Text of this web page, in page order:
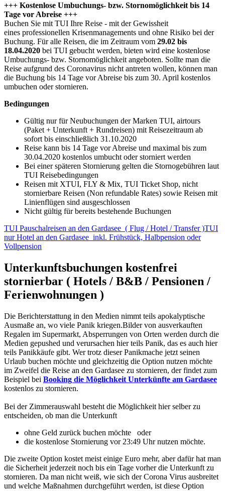
+++ Kostenlose Umbuchungs- bzw. Stornomöglichkeit bis 14
Tage vor Abreise +++
Buchen Sie mit TUI Ihre Reise - mit der Gewissheit
eines professionellen Krisenmanagements und ohne Risiko bei der
Buchung. Für alle Reisen, die im Zeitraum vom 29.02 bis
18.04.2020 bei TUI gebucht werden, bieten wird eine kostenlose
Umbuchungs- bzw. Stornomöglichkeit angeboten. Sollte man die
Reise aufgrund des Coronavirus nicht antreten wollen, können man
die Buchung bis 14 Tage vor Abreise bis zum 30. April kostenlos
umbuchen oder stornieren.
Bedingungen
Gültig nur für Neubuchungen der Marken TUI, airtours
(Paket + Unterkunft + Rundreisen) mit Reisezeitraum ab
sofort bis einschließlich 31.10.2020
Reise kann bis 14 Tage vor Abreise und maximal bis zum
30.04.2020 kostenlos umbucht oder storniert werden
Bei einer späteren Stornierung gelten die Stornogebühren laut
TUI Reisebedingungen
Reisen mit XTUI, FLY & Mix, TUI Ticket Shop, nicht
stornierbare Reisen (Non refundable Rates) sowie Reisen mit
Linienflügen sind ausgeschlossen
Nicht gültig für bereits bestehende Buchungen
TUI Pauschalreisen an den Gardasee ( Flug / Hotel / Transfer )TUI
nur Hotel an den Gardasee inkl. Frühstück, Halbpension oder
Vollpension
Unterkunftsbuchungen kostenfrei
stornierbar ( Hotels / B&B / Pensionen /
Ferienwohnungen )
Die Berichterstattung in den Medien nimmt teils apokalyptische
Ausmaße an, wo viele Panik kriegen.Bilder von ausverkauften
Regalen im Supermarkt, Absperrungen von Orten werden durch die
Medien gepushed und verursachen hier teils Panik, das es auch hier
teils Panikkäufe gibt. Wer trotz dieser Panikmache jetzt seinen
Urlaub buchen möchte und gleichzeitig die Option nutzen möchte
im Zweifel die Reise an den Gardasee zu stornieren, der findet zum
Beispiel bei Booking die Möglichkeit Unterkünfte am Gardasee
kostenlos zu stornieren.
Bei der Zimmerauswahl besteht die Möglichkeit hier selber zu
entscheiden, ob man die Unterkunft
ohne Geld zurück buchen möchte oder
die kostenlose Stornierung vor 23:49 Uhr nutzen möchte.
Die zweite Option kostet meist einige Euro mehr, aber dafür hat man
die Sicherheit jederzeit noch bis ein Tage vorher die Unterkunft zu
stornieren. Da man nicht weiß, wie sich der Corona Virus ausbreitet
und welche Maßnahmen durchgeführt werden, ist diese Option